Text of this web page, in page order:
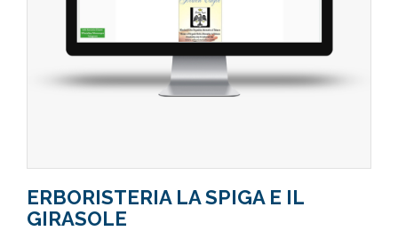
ERBORISTERIA LA SPIGA E IL
GIRASOLE